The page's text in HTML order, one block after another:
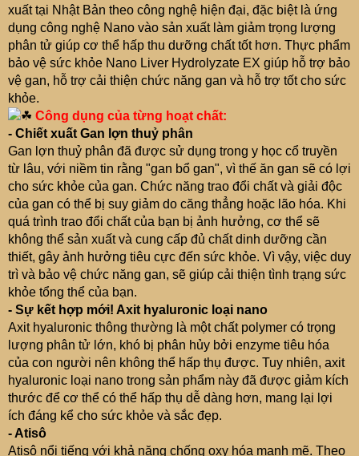
xuất tại Nhật Bản theo công nghệ hiện đại, đặc biệt là ứng
dụng công nghệ Nano vào sản xuất làm giảm trọng lượng
phân tử giúp cơ thể hấp thu dưỡng chất tốt hơn. Thực phẩm
bảo vệ sức khỏe Nano Liver Hydrolyzate EX giúp hỗ trợ bảo
vệ gan, hỗ trợ cải thiện chức năng gan và hỗ trợ tốt cho sức
khỏe.
Công dụng của từng hoạt chất:
- Chiết xuất Gan lợn thuỷ phân
Gan lợn thuỷ phân đã được sử dụng trong y học cổ truyền
từ lâu, với niềm tin rằng "gan bổ gan", vì thế ăn gan sẽ có lợi
cho sức khỏe của gan. Chức năng trao đổi chất và giải độc
của gan có thể bị suy giảm do căng thẳng hoặc lão hóa. Khi
quá trình trao đổi chất của bạn bị ảnh hưởng, cơ thể sẽ
không thể sản xuất và cung cấp đủ chất dinh dưỡng cần
thiết, gây ảnh hưởng tiêu cực đến sức khỏe. Vì vậy, việc duy
trì và bảo vệ chức năng gan, sẽ giúp cải thiện tình trạng sức
khỏe tổng thể của bạn.
- Sự kết hợp mới! Axit hyaluronic loại nano
Axit hyaluronic thông thường là một chất polymer có trọng
lượng phân tử lớn, khó bị phân hủy bởi enzyme tiêu hóa
của con người nên không thể hấp thụ được. Tuy nhiên, axit
hyaluronic loại nano trong sản phẩm này đã được giảm kích
thước để cơ thể có thể hấp thụ dễ dàng hơn, mang lại lợi
ích đáng kể cho sức khỏe và sắc đẹp.
- Atisô
Atisô nổi tiếng với khả năng chống oxy hóa mạnh mẽ. Theo